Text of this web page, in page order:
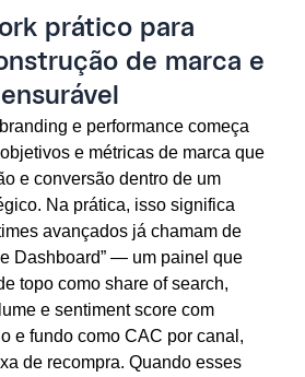
prático para
de marca e
e performance começa
e métricas de marca que
e conversão dentro de um
Na prática, isso significa
avançados já chamam de
Dashboard” — um painel que
topo como share of search,
e sentiment score com
e fundo como CAC por canal,
de recompra. Quando esses